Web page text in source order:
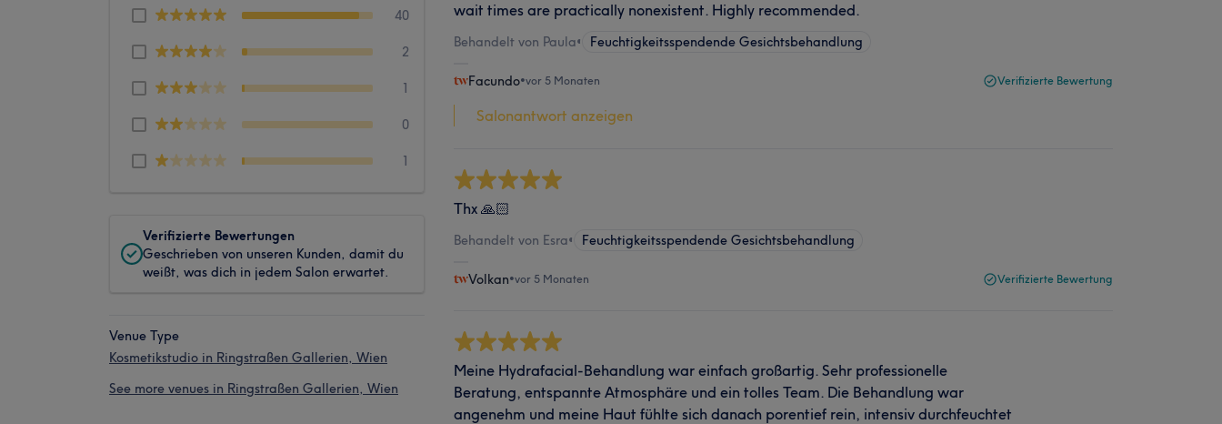
40
2
1
0
1
Verifizierte Bewertungen
Geschrieben von unseren Kunden, damit du
weißt, was dich in jedem Salon erwartet.
Venue Type
Kosmetikstudio in Ringstraßen Gallerien, Wien
See more venues in Ringstraßen Gallerien, Wien
wait times are practically nonexistent. Highly recommended.
Behandelt von Paula• Feuchtigkeitsspendende Gesichtsbehandlung
Facundo•vor 5 Monaten Verifizierte Bewertung
Salonantwort anzeigen
Thx 🙏🏻
Behandelt von Esra• Feuchtigkeitsspendende Gesichtsbehandlung
Volkan•vor 5 Monaten Verifizierte Bewertung
Meine Hydrafacial-Behandlung war einfach großartig. Sehr professionelle
Beratung, entspannte Atmosphäre und ein tolles Team. Die Behandlung war
angenehm und meine Haut fühlte sich danach porentief rein, intensiv durchfeuchtet